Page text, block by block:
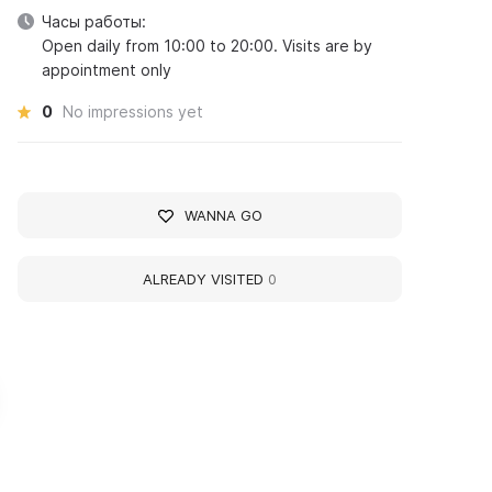
Часы работы:
Open daily from 10:00 to 20:00. Visits are by
appointment only
0 No impressions yet
WANNA GO
ALREADY VISITED 0